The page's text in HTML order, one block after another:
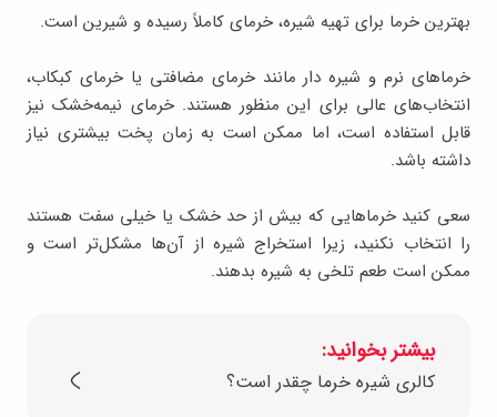
بهترین خرما برای تهیه شیره، خرمای کاملاً رسیده و شیرین است.
خرماهای نرم و شیره دار مانند خرمای مضافتی یا خرمای کبکاب،
انتخاب‌های عالی برای این منظور هستند. خرمای نیمه‌خشک نیز
قابل استفاده است، اما ممکن است به زمان پخت بیشتری نیاز
داشته باشد.
سعی کنید خرماهایی که بیش از حد خشک یا خیلی سفت هستند
را انتخاب نکنید، زیرا استخراج شیره از آن‌ها مشکل‌تر است و
ممکن است طعم تلخی به شیره بدهند.
بیشتر بخوانید:
کالری شیره خرما چقدر است؟